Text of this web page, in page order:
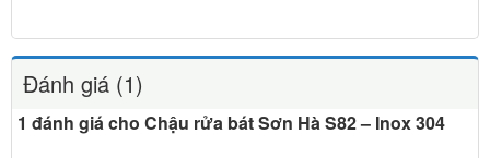
Đánh giá (1)
1 đánh giá cho Chậu rửa bát Sơn Hà S82 – Inox 304